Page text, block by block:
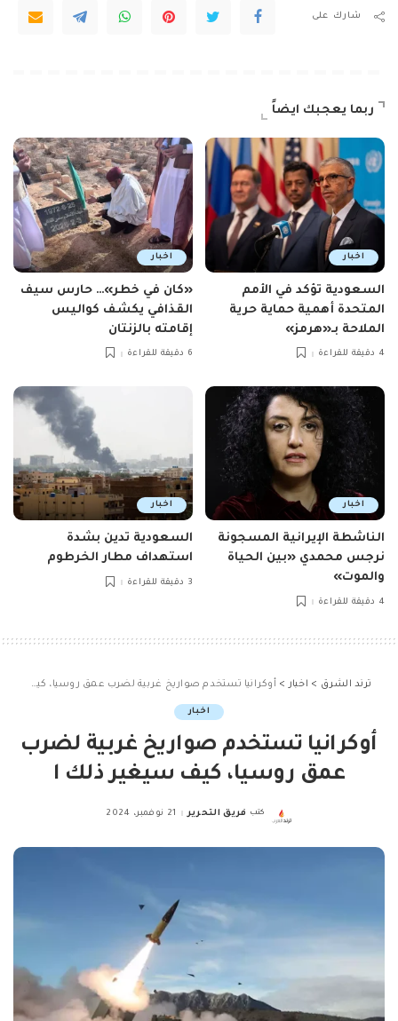
شارك على
ربما يعجبك ايضاً
اخبار
السعودية تؤكد في الأمم
المتحدة أهمية حماية حرية
الملاحة بـ«هرمز»
4 دقيقة للقراءة
اخبار
«كان في خطر»… حارس سيف
القذافي يكشف كواليس
إقامته بالزنتان
6 دقيقة للقراءة
اخبار
الناشطة الإيرانية المسجونة
نرجس محمدي «بين الحياة
والموت»
4 دقيقة للقراءة
اخبار
السعودية تدين بشدة
استهداف مطار الخرطوم
3 دقيقة للقراءة
ترند الشرق > اخبار > أوكرانيا تستخدم صواريخ غربية لضرب عمق روسيا، كيف سيغير ذلك ا
اخبار
أوكرانيا تستخدم صواريخ غربية لضرب
عمق روسيا، كيف سيغير ذلك ا
Posted
كتب فريق التحرير 21 نوفمبر، 2024